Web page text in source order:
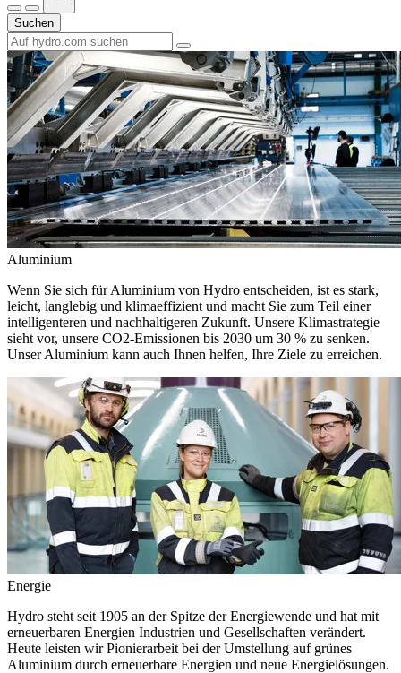
Suchen
Aluminium
Wenn Sie sich für Aluminium von Hydro entscheiden, ist es stark,
leicht, langlebig und klimaeffizient und macht Sie zum Teil einer
intelligenteren und nachhaltigeren Zukunft. Unsere Klimastrategie
sieht vor, unsere CO2-Emissionen bis 2030 um 30 % zu senken.
Unser Aluminium kann auch Ihnen helfen, Ihre Ziele zu erreichen.
Energie
Hydro steht seit 1905 an der Spitze der Energiewende und hat mit
erneuerbaren Energien Industrien und Gesellschaften verändert.
Heute leisten wir Pionierarbeit bei der Umstellung auf grünes
Aluminium durch erneuerbare Energien und neue Energielösungen.